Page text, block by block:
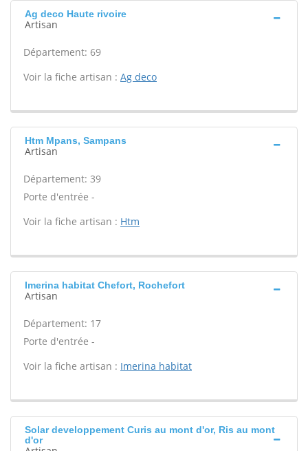
Ag deco Haute rivoire
Artisan
Département: 69
Voir la fiche artisan : Ag deco
Htm Mpans, Sampans
Artisan
Département: 39
Porte d'entrée -
Voir la fiche artisan : Htm
Imerina habitat Chefort, Rochefort
Artisan
Département: 17
Porte d'entrée -
Voir la fiche artisan : Imerina habitat
Solar developpement Curis au mont d'or, Ris au mont
d'or